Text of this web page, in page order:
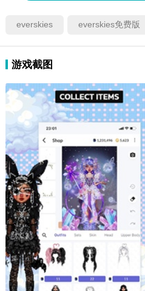
everskies everskies免费版
游戏截图